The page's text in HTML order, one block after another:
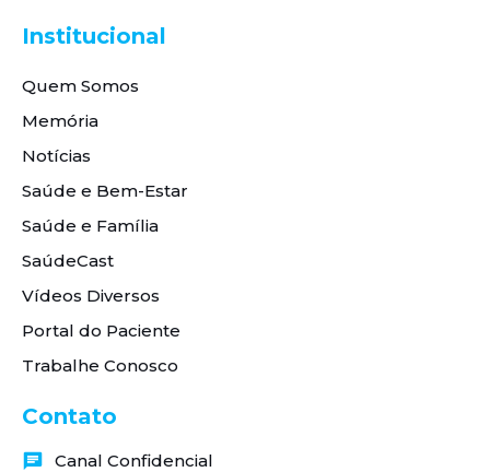
Institucional
Quem Somos
Memória
Notícias
Saúde e Bem-Estar
Saúde e Família
SaúdeCast
Vídeos Diversos
Portal do Paciente
Trabalhe Conosco
Contato
Canal Confidencial